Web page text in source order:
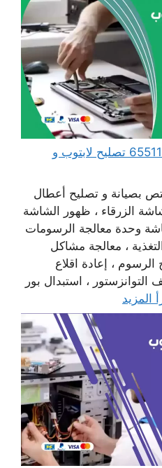
مهندس كمبيوتر الزور 65511033 تصليح لابتوب و
بصيانة و تصليح أعطال
الزرقاء ، ظهور الشاشة
وحدة معالجة الرسومات
، معالجة مشاكل
الرسوم ، إعادة اقلاع
، استبدال بور
المزيد